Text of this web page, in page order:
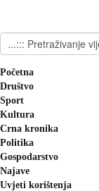
Početna
Društvo
Sport
Kultura
Crna kronika
Politika
Gospodarstvo
Najave
Uvjeti korištenja